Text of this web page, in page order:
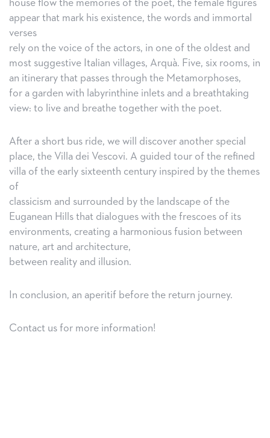
house flow the memories of the poet, the female figures
appear that mark his existence, the words and immortal
verses
rely on the voice of the actors, in one of the oldest and
most suggestive Italian villages, Arquà. Five, six rooms, in
an itinerary that passes through the Metamorphoses,
for a garden with labyrinthine inlets and a breathtaking
view: to live and breathe together with the poet.
After a short bus ride, we will discover another special
place, the Villa dei Vescovi. A guided tour of the refined
villa of the early sixteenth century inspired by the themes
of
classicism and surrounded by the landscape of the
Euganean Hills that dialogues with the frescoes of its
environments, creating a harmonious fusion between
nature, art and architecture,
between reality and illusion.
In conclusion, an aperitif before the return journey.
Contact us for more information!